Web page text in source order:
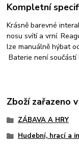
Kompletní
Krásně barevné
nosu svítí a vrní.
lze manuálně hýbat
Baterie není součástí
Zboží zařazeno
ZÁBAVA A HRY
Hudební, hrací a